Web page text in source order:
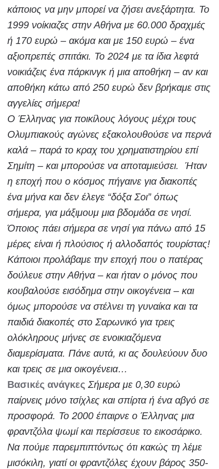
κάποιος να μην μπορεί να ζήσει ανεξάρτητα. Το
1999 νοίκιαζες στην Αθήνα με 60.000 δραχμές
ή 170 ευρώ – ακόμα και με 150 ευρώ – ένα
αξιοπρεπές σπιτάκι. Το 2024 με τα ίδια λεφτά
νοικιάζεις ένα πάρκινγκ ή μια αποθήκη – αν και
αποθήκη κάτω από 250 ευρώ δεν βρήκαμε στις
αγγελίες σήμερα!
Ο Έλληνας για ποικίλους λόγους μέχρι τους
Ολυμπιακούς αγώνες εξακολουθούσε να περνά
καλά – παράτο κραχ του χρηματιστηρίου επί
Σημίτη – και μπορούσε να αποταμιεύσει. Ήταν
η εποχή που ο κόσμος πήγαινε για διακοπές
ένα μήνα και δεν έλεγε “δόξα Σοι” όπως
σήμερα, για μάξιμουμ μια βδομάδα σε νησί.
Όποιος πάει σήμερα σε νησί για πάνω από 15
μέρες είναι ή πλούσιος ή αλλοδαπός τουρίστας!
Κάποιοι προλάβαμε την εποχή που ο πατέρας
δούλευε στην Αθήνα – και ήταν ο μόνος που
κουβαλούσε εισόδημα στην οικογένεια – και
όμως μπορούσε να στέλνει τη γυναίκα και τα
παιδιά διακοπές στο Σαρωνικό για τρεις
ολόκληρους μήνες σε ενοικιαζόμενα
διαμερίσματα. Πάνε αυτά, κι ας δουλεύουν δυο
και τρεις σε μια οικογένεια…
Βασικές ανάγκες Σήμερα με 0,30 ευρώ
παίρνεις μόνο τσίχλες και σπίρτα ή ένα αβγό σε
προσφορά. Το 2000 έπαιρνε ο Έλληνας μια
φραντζόλα ψωμί και περίσσευε το εικοσάρικο.
Να πούμε παρεμπιπτόντως ότι κακώς τη λέμε
μισόκιλη, γιατί οι φραντζόλες έχουν βάρος 350-